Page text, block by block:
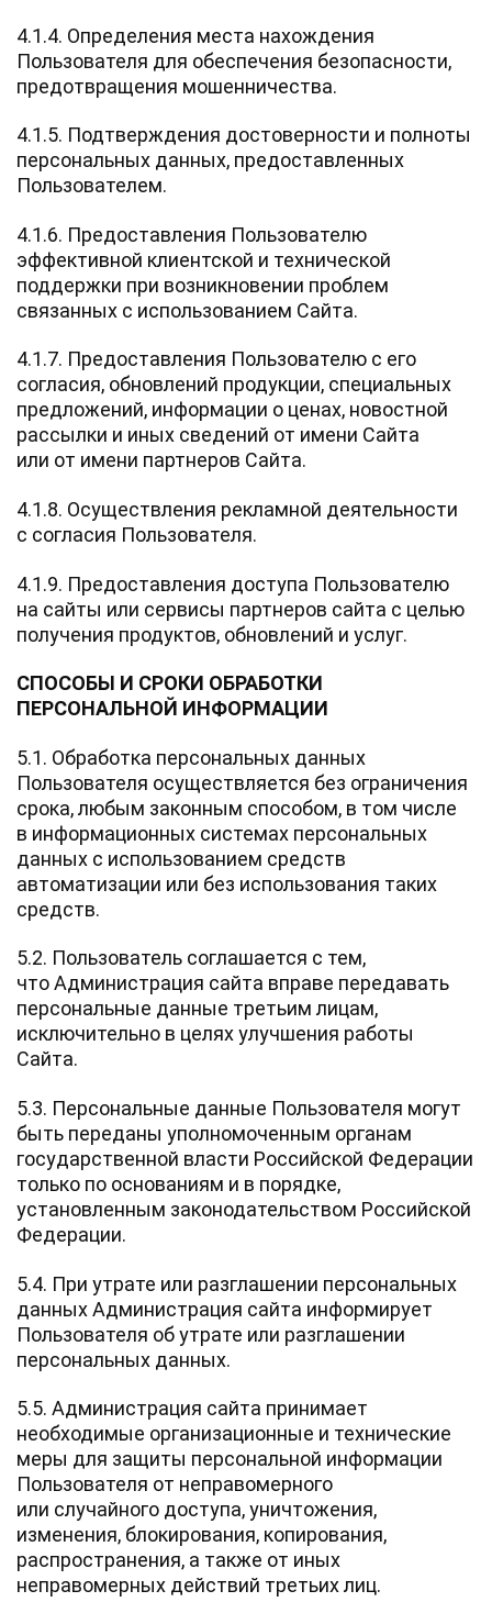
4.1.4. Определения места нахождения
Пользователя для обеспечения безопасности,
предотвращения мошенничества.
4.1.5. Подтверждения достоверности и полноты
персональных данных, предоставленных
Пользователем.
4.1.6. Предоставления Пользователю
эффективной клиентской и технической
поддержки при возникновении проблем
связанных с использованием Сайта.
4.1.7. Предоставления Пользователю с его
согласия, обновлений продукции, специальных
предложений, информации о ценах, новостной
рассылки и иных сведений от имени Сайта
или от имени партнеров Сайта.
4.1.8. Осуществления рекламной деятельности
с согласия Пользователя.
4.1.9. Предоставления доступа Пользователю
на сайты или сервисы партнеров сайта с целью
получения продуктов, обновлений и услуг.
СПОСОБЫ И СРОКИ ОБРАБОТКИ
ПЕРСОНАЛЬНОЙ ИНФОРМАЦИИ
5.1. Обработка персональных данных
Пользователя осуществляется без ограничения
срока, любым законным способом, в том числе
в информационных системах персональных
данных с использованием средств
автоматизации или без использования таких
средств.
5.2. Пользователь соглашается с тем,
что Администрация сайта вправе передавать
персональные данные третьим лицам,
исключительно в целях улучшения работы
Сайта.
5.3. Персональные данные Пользователя могут
быть переданы уполномоченным органам
государственной власти Российской Федерации
только по основаниям и в порядке,
установленным законодательством Российской
Федерации.
5.4. При утрате или разглашении персональных
данных Администрация сайта информирует
Пользователя об утрате или разглашении
персональных данных.
5.5. Администрация сайта принимает
необходимые организационные и технические
меры для защиты персональной информации
Пользователя от неправомерного
или случайного доступа, уничтожения,
изменения, блокирования, копирования,
распространения, а также от иных
неправомерных действий третьих лиц.